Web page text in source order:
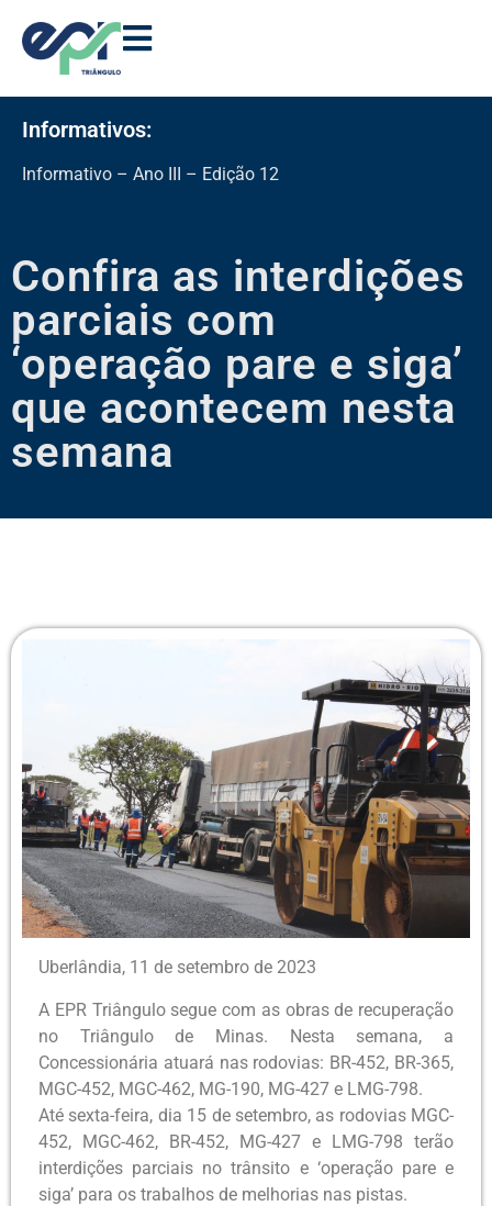
Informativos:
Informativo – Ano III – Edição 12
Confira as interdições
parciais com
‘operação pare e siga’
que acontecem nesta
semana
Uberlândia, 11 de setembro de 2023
A EPR Triângulo segue com as obras de recuperação
no Triângulo de Minas. Nesta semana, a
Concessionária atuará nas rodovias: BR-452, BR-365,
MGC-452, MGC-462, MG-190, MG-427 e LMG-798.
Até sexta-feira, dia 15 de setembro, as rodovias MGC-
452, MGC-462, BR-452, MG-427 e LMG-798 terão
interdições parciais no trânsito e ‘operação pare e
siga’ para os trabalhos de melhorias nas pistas.